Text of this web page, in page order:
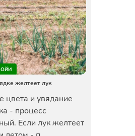
желтеет лук
цвета и увядание
- процесс
Если лук желтеет